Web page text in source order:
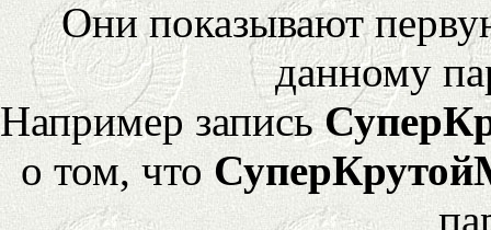
Они показывают
данному
Например запись
о том, что